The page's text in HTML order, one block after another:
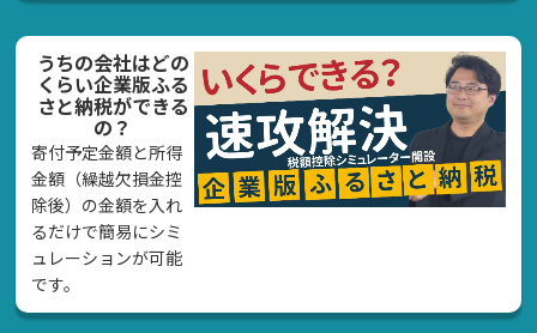
うちの会社はどの
くらい企業版ふる
さと納税ができる
の？
寄付予定金額と所得
金額（繰越欠損金控
除後）の金額を入れ
るだけで簡易にシミ
ュレーションが可能
です。